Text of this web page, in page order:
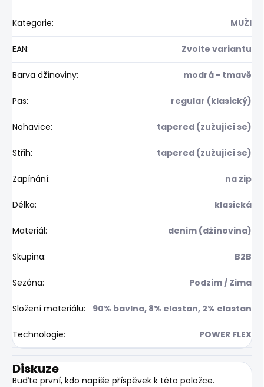
Kategorie: MUŽI
EAN: Zvolte variantu
Barva džínoviny: modrá - tmavě
Pas: regular (klasický)
Nohavice: tapered (zužující se)
Střih: tapered (zužující se)
Zapínání: na zip
Délka: klasická
Materiál: denim (džínovina)
Skupina: B2B
Sezóna: Podzim / Zima
Složení materiálu: 90% bavlna, 8% elastan, 2% elastan
Technologie: POWER FLEX
Diskuze
Buďte první, kdo napíše příspěvek k této položce.